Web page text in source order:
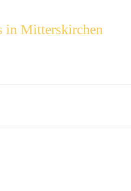
in Mitterskirchen